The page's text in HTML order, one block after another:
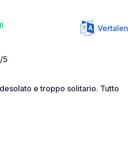
Vertalen
5
e troppo solitario. Tutto